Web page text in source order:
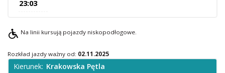
23:03
Na linii kursują pojazdy niskopodłogowe.
Rozkład jazdy ważny od: 02.11.2025
Kierunek: Krakowska Pętla